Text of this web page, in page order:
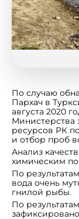
По случаю
Пархач в
августа 2020
Министерства
ресурсов РК
и отбор проб
Анализ
химическим
По
вода очень
гнилой рыбы.
По